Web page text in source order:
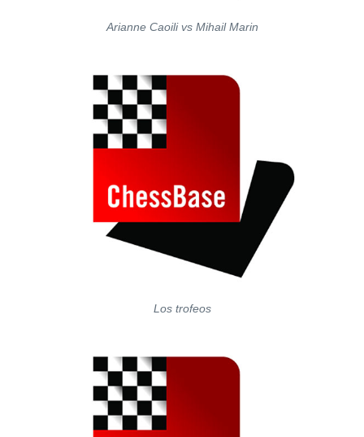
Arianne Caoili vs Mihail Marin
Los trofeos